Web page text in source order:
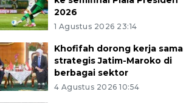
2026
1 Agustus 2026 23:14
Khofifah dorong kerja sama
strategis Jatim-Maroko di
berbagai sektor
4 Agustus 2026 10:54